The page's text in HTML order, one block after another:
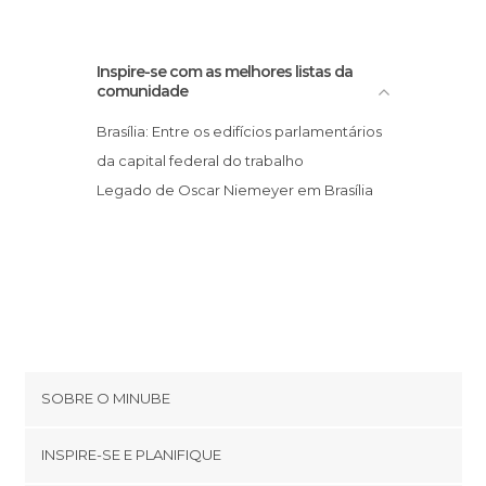
Inspire-se com as melhores listas da
comunidade
Brasília: Entre os edifícios parlamentários
da capital federal do trabalho
Legado de Oscar Niemeyer em Brasília
SOBRE O MINUBE
INSPIRE-SE E PLANIFIQUE